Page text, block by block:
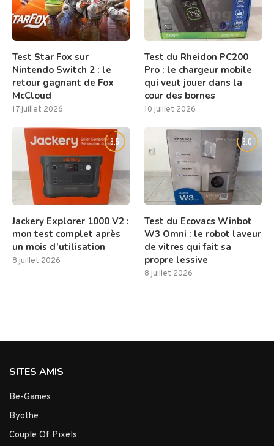
Test Star Fox sur
Nintendo Switch 2 : le
retour gagnant de Fox
McCloud
17 juillet 2026
Test du Rheidon PC200
Pro : le chargeur mobile
qui veut jouer dans la
cour des bornes
10 juillet 2026
8.5
Jackery Explorer 1000 V2 :
mon test complet après
un mois d’utilisation
8 juillet 2026
8.0
Test du Ecovacs Winbot
W3 Omni : le robot laveur
de vitres qui fait sa
propre lessive
8 juillet 2026
SITES AMIS
Be-Games
Byothe
Couple Of Pixels